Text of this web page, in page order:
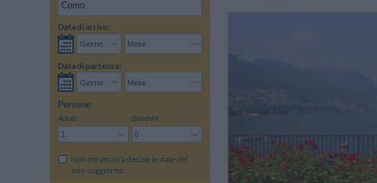
Data di arrivo:
Data di partenza:
Persone:
Adulti: Bambini:
Non ho ancora deciso le date del
mio soggiorno